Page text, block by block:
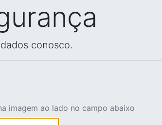
conosco.
imagem ao lado no campo abaixo